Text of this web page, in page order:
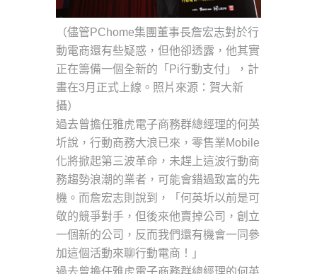
（儘管PChome集團董事長詹宏志對於行
動電商還有些疑惑，但他卻透露，他其實
正在籌備一個全新的「Pi行動支付」，計
畫在3月正式上線。照片來源：賀大新
攝）
過去曾擔任雅虎電子商務群總經理的何英
圻說，行動商務大浪已來，零售業Mobile
化將掀起第三波革命，未趕上這波行動商
務趨勢浪潮的業者，可能會錯過致富的先
機。而詹宏志則說到，「何英圻以前是可
敬的競爭對手，但後來他賣掉公司，創立
一個新的公司，反而我們還有機會一同參
加這個活動來聊行動電商！」
過去曾擔任雅虎電子商務群總經理的何英